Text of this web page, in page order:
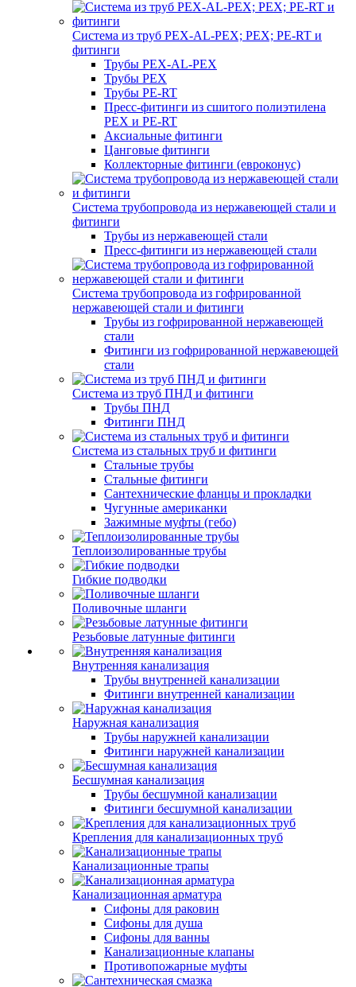
Система из труб PEX-AL-PEX; PEX; PE-RT и
фитинги
Трубы PEX-AL-PEX
Трубы PEX
Трубы PE-RT
Пресс-фитинги из сшитого полиэтилена
PEX и PE-RT
Аксиальные фитинги
Цанговые фитинги
Коллекторные фитинги (евроконус)
Система трубопровода из нержавеющей стали и
фитинги
Трубы из нержавеющей стали
Пресс-фитинги из нержавеющей стали
Система трубопровода из гофрированной
нержавеющей стали и фитинги
Трубы из гофрированной нержавеющей
стали
Фитинги из гофрированной нержавеющей
стали
Система из труб ПНД и фитинги
Трубы ПНД
Фитинги ПНД
Система из стальных труб и фитинги
Стальные трубы
Стальные фитинги
Сантехнические фланцы и прокладки
Чугунные американки
Зажимные муфты (гебо)
Теплоизолированные трубы
Гибкие подводки
Поливочные шланги
Резьбовые латунные фитинги
Внутренняя канализация
Трубы внутренней канализации
Фитинги внутренней канализации
Наружная канализация
Трубы наружней канализации
Фитинги наружней канализации
Бесшумная канализация
Трубы бесшумной канализации
Фитинги бесшумной канализации
Крепления для канализационных труб
Канализационные трапы
Канализационная арматура
Сифоны для раковин
Сифоны для душа
Сифоны для ванны
Канализационные клапаны
Противопожарные муфты